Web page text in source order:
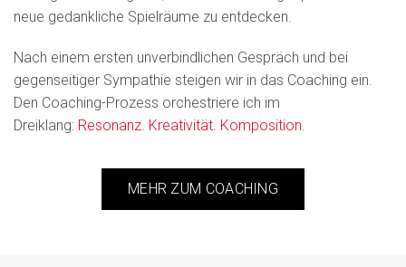
neue gedankliche Spielräume zu entdecken.
Nach einem ersten unverbindlichen Gespräch und bei
gegenseitiger Sympathie steigen wir in das Coaching ein.
Den Coaching-Prozess orchestriere ich im
Dreiklang: Resonanz. Kreativität. Komposition.
MEHR ZUM COACHING